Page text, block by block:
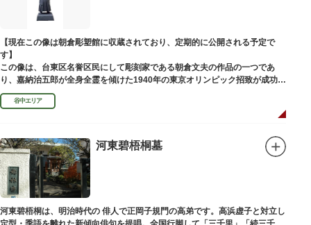
【現在この像は朝倉彫塑館に収蔵されており、定期的に公開される予定で
す】
この像は、台東区名誉区民にして彫刻家である朝倉文夫の作品の一つであ
り、嘉納治五郎が全身全霊を傾けた1940年の東京オリンピック招致が成功
（のちに返上）した、1936年に制作されました。
朝倉文夫は、1907～1910年ころに嘉納と知り合ったと推察されます。その
後も縁があり、嘉納の人柄や骨格などを熟知していた朝倉は、嘉納の海外出
ポーズは、嘉納の柔道家としての「不動の姿勢」を意識したと思われます。
谷中エリア
河東碧梧桐墓
河東碧梧桐は、明治時代の 俳人で正岡子規門の高弟です。高浜虚子と対立し